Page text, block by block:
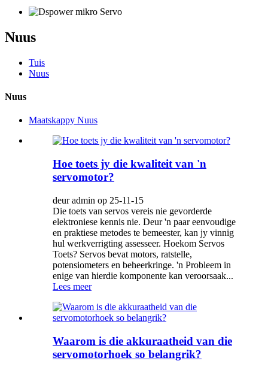
Nuus
Tuis
Nuus
Nuus
Maatskappy Nuus
Hoe toets jy die kwaliteit van 'n
servomotor?
deur admin op 25-11-15
Die toets van servos vereis nie gevorderde
elektroniese kennis nie. Deur 'n paar eenvoudige
en praktiese metodes te bemeester, kan jy vinnig
hul werkverrigting assesseer. Hoekom Servos
Toets? Servos bevat motors, ratstelle,
potensiometers en beheerkringe. 'n Probleem in
enige van hierdie komponente kan veroorsaak...
Lees meer
Waarom is die akkuraatheid van die
servomotorhoek so belangrik?